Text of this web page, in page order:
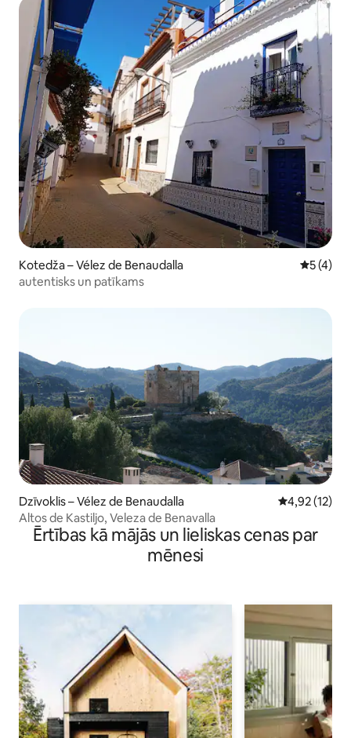
Kotedža – Vélez de Benaudalla Vidējais
5 (4)
autentisks un patīkams
Dzīvoklis – Vélez de Benaudalla Vidējais
4,92 (12)
Altos de Kastiljo, Veleza de Benavalla
Ērtības kā mājās un lieliskas cenas par
mēnesi